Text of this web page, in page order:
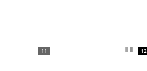
11 12